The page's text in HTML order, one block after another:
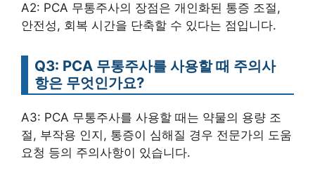
A2: PCA 무통주사의 장점은 개인화된 통증 조절,
안전성, 회복 시간을 단축할 수 있다는 점입니다.
Q3: PCA 무통주사를 사용할 때 주의사
항은 무엇인가요?
A3: PCA 무통주사를 사용할 때는 약물의 용량 조
절, 부작용 인지, 통증이 심해질 경우 전문가의 도움
요청 등의 주의사항이 있습니다.